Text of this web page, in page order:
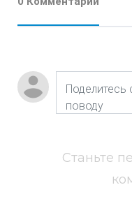
Станьте